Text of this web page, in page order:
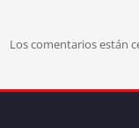
Los comentarios están